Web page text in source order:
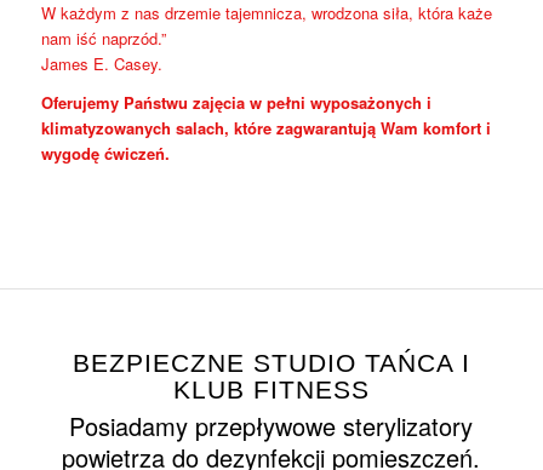
W każdym z nas drzemie tajemnicza, wrodzona siła, która każe
nam iść naprzód.”
James E. Casey.
Oferujemy Państwu zajęcia w pełni wyposażonych i
klimatyzowanych salach, które zagwarantują Wam komfort i
wygodę ćwiczeń.
BEZPIECZNE STUDIO TAŃCA I
KLUB FITNESS
Posiadamy przepływowe sterylizatory
powietrza do dezynfekcji pomieszczeń.